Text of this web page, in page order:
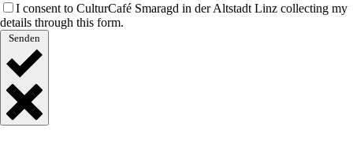
I consent to CulturCafé Smaragd in der Altstadt Linz collecting my
details through this form.
Senden